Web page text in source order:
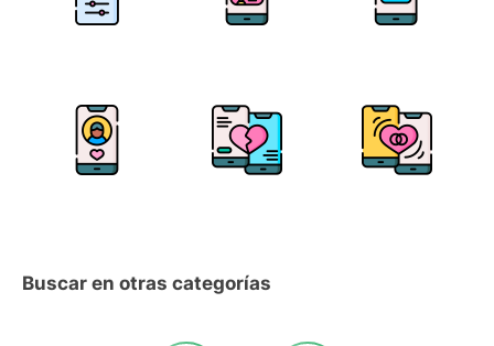
Buscar en otras categorías